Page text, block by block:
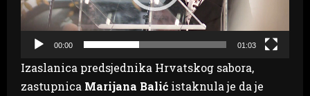
00:00 01:03
Izaslanica predsjednika Hrvatskog sabora,
zastupnica Marijana Balić istaknula je da je